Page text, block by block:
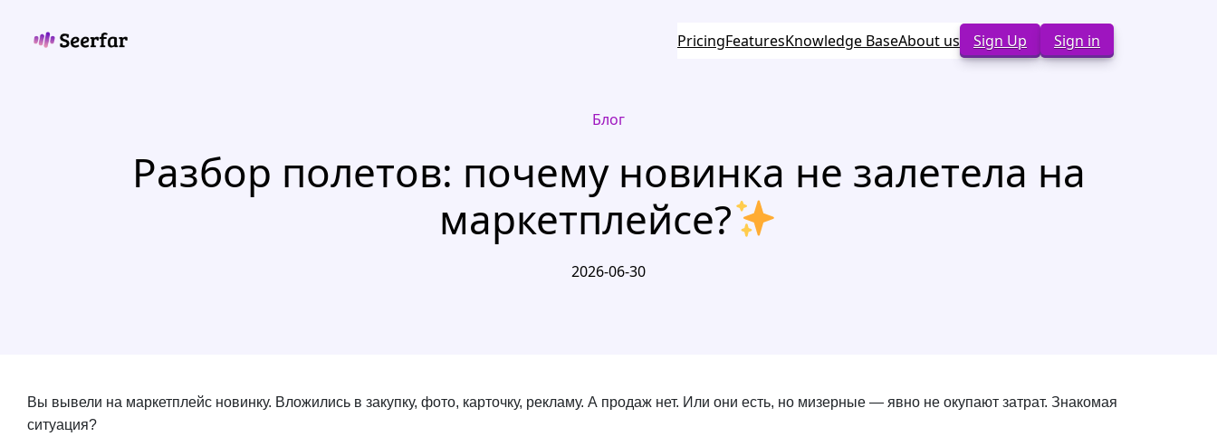
content
PricingFeaturesKnowledge BaseAbout us Sign Up Sign in
Блог
Разбор полетов: почему новинка не залетела на
маркетплейсе?
2026-06-30
Вы вывели на маркетплейс новинку. Вложились в закупку, фото, карточку, рекламу. А продаж нет. Или они есть, но мизерные — явно не окупают затрат. Знакомая
ситуация?